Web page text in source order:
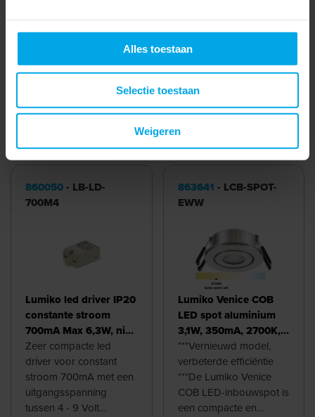
Alles toestaan
Selectie toestaan
Weigeren
SELV
Accessoires & opties
860050- LB-LD-
700M4
Lumiko led driver IP20
constante stroom
700mA Max 6,3W, niet
dimbaar | 860050
Zeer compacte led
driver voor constant
stroom 700mA met een
uitgangsspanning
tussen 4 - 9 Volt
863641 - LCB-SPOT-
EWW
Lumiko Venice COB
LED spot aluminium
3,1W, 350mA, 2700K,
IP44
***Vernieuwd model,
verbeterde efficiëntie
***De Lumiko Venice
COB LED-inbouwspot is
een compacte en